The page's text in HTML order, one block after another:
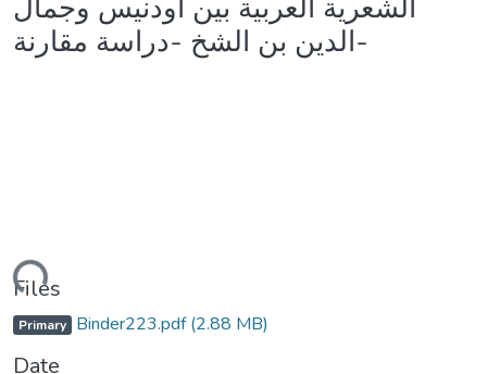
الشعرية العربية بين أودنيس وجمال
الدين بن الشخ -دراسة مقارنة-
Loading...
Files
Primary Binder223.pdf(2.88 MB)
Date